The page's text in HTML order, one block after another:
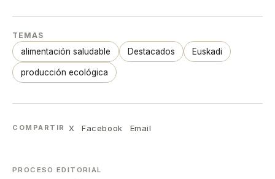
TEMAS
alimentación saludable Destacados Euskadi
producción ecológica
COMPARTIR X Facebook Email
PROCESO EDITORIAL